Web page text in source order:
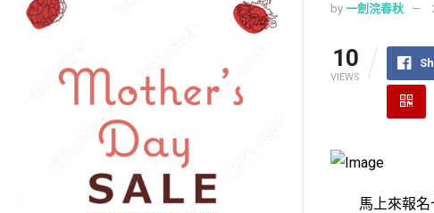
by 一劍浣春秋
10
VIEWS
馬上來報名